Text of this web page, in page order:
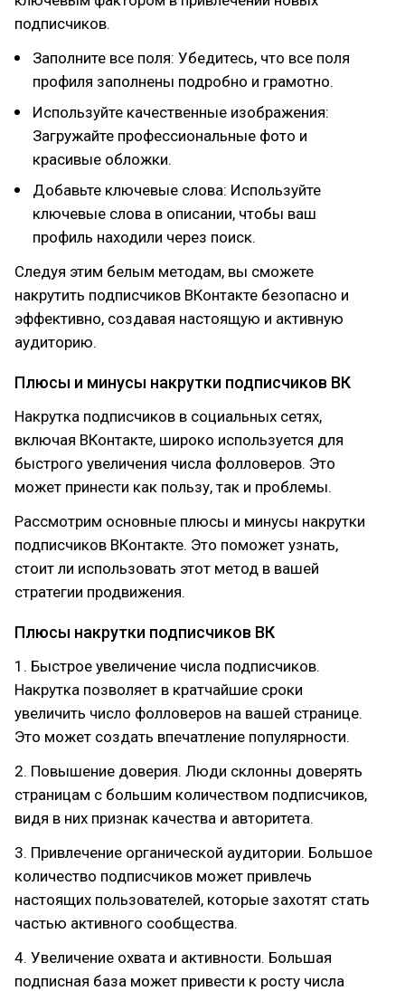
подписчиков.
Заполните все поля: Убедитесь, что все поля
профиля заполнены подробно и грамотно.
Используйте качественные изображения:
Загружайте профессиональные фото и
красивые обложки.
Добавьте ключевые слова: Используйте
ключевые слова в описании, чтобы ваш
профиль находили через поиск.
Следуя этим белым методам, вы сможете
накрутить подписчиков ВКонтакте безопасно и
эффективно, создавая настоящую и активную
аудиторию.
Плюсы и минусы накрутки подписчиков ВК
Накрутка подписчиков в социальных сетях,
включая ВКонтакте, широко используется для
быстрого увеличения числа фолловеров. Это
может принести как пользу, так и проблемы.
Рассмотрим основные плюсы и минусы накрутки
подписчиков ВКонтакте. Это поможет узнать,
стоит ли использовать этот метод в вашей
стратегии продвижения.
Плюсы накрутки подписчиков ВК
1. Быстрое увеличение числа подписчиков.
Накрутка позволяет в кратчайшие сроки
увеличить число фолловеров на вашей странице.
Это может создать впечатление популярности.
2. Повышение доверия. Люди склонны доверять
страницам с большим количеством подписчиков,
видя в них признак качества и авторитета.
3. Привлечение органической аудитории. Большое
количество подписчиков может привлечь
настоящих пользователей, которые захотят стать
частью активного сообщества.
4. Увеличение охвата и активности. Большая
подписная база может привести к росту числа